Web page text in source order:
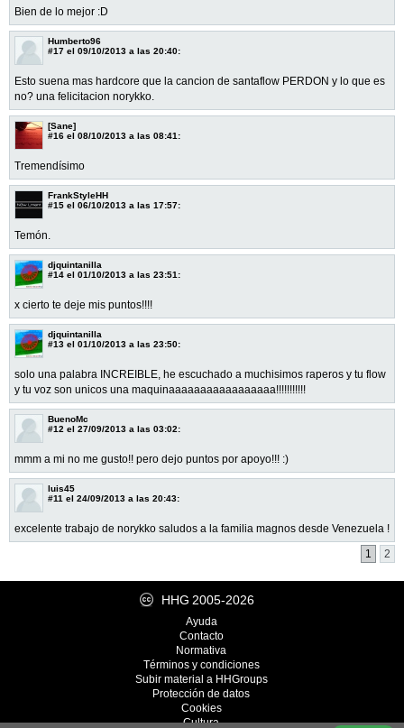
Bien de lo mejor :D
Humberto96
#17 el 09/10/2013 a las 20:40:
Esto suena mas hardcore que la cancion de santaflow PERDON y lo que es
no? una felicitacion norykko.
[Sane]
#16 el 08/10/2013 a las 08:41:
Tremendísimo
FrankStyleHH
#15 el 06/10/2013 a las 17:57:
Temón.
djquintanilla
#14 el 01/10/2013 a las 23:51:
x cierto te deje mis puntos!!!!
djquintanilla
#13 el 01/10/2013 a las 23:50:
solo una palabra INCREIBLE, he escuchado a muchisimos raperos y tu flow
y tu voz son unicos una maquinaaaaaaaaaaaaaaaaa!!!!!!!!!!!
BuenoMc
#12 el 27/09/2013 a las 03:02:
mmm a mi no me gusto!! pero dejo puntos por apoyo!!! :)
luis45
#11 el 24/09/2013 a las 20:43:
excelente trabajo de norykko saludos a la familia magnos desde Venezuela !
1
2
HHG 2005-2026
Ayuda
Contacto
Normativa
Términos y condiciones
Subir material a HHGroups
Protección de datos
Cookies
Cultura